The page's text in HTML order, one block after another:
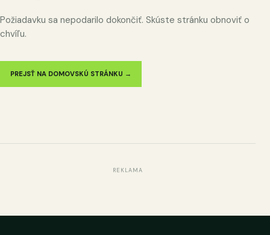
Požiadavku sa nepodarilo dokončiť. Skúste stránku obnoviť o
chvíľu.
PREJSŤ NA DOMOVSKÚ STRÁNKU →
REKLAMA